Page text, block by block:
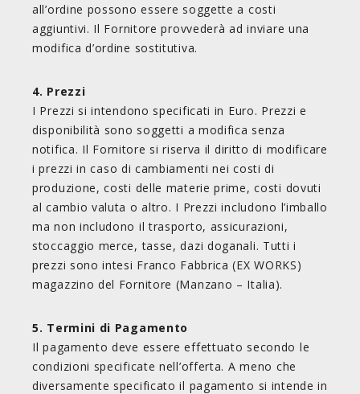
all’ordine possono essere soggette a costi
aggiuntivi. Il Fornitore provvederà ad inviare una
modifica d’ordine sostitutiva.
4. Prezzi
I Prezzi si intendono specificati in Euro. Prezzi e
disponibilità sono soggetti a modifica senza
notifica. Il Fornitore si riserva il diritto di modificare
i prezzi in caso di cambiamenti nei costi di
produzione, costi delle materie prime, costi dovuti
al cambio valuta o altro. I Prezzi includono l’imballo
ma non includono il trasporto, assicurazioni,
stoccaggio merce, tasse, dazi doganali. Tutti i
prezzi sono intesi Franco Fabbrica (EX WORKS)
magazzino del Fornitore (Manzano – Italia).
5. Termini di Pagamento
Il pagamento deve essere effettuato secondo le
condizioni specificate nell’offerta. A meno che
diversamente specificato il pagamento si intende in